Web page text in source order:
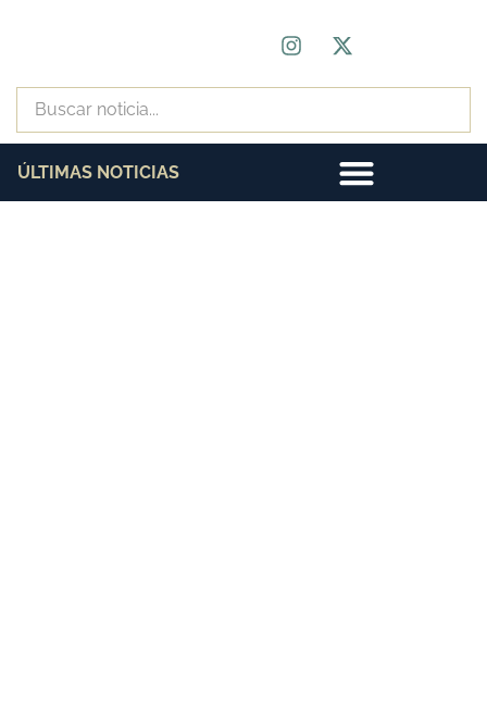
ÚLTIMAS NOTICIAS